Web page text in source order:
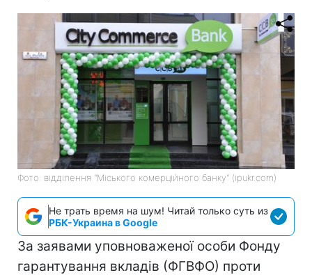
Фото: відділення "Міського комерційного банку" (ipukr.com)
Не трать время на шум! Читай только суть из
РБК-Украина в Google
За заявами уповноваженої особи Фонду
гарантування вкладів (ФГВФО) проти